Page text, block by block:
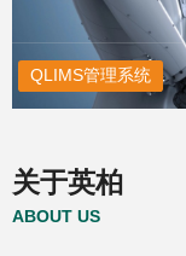
QLIMS管理系统
关于英柏
ABOUT US